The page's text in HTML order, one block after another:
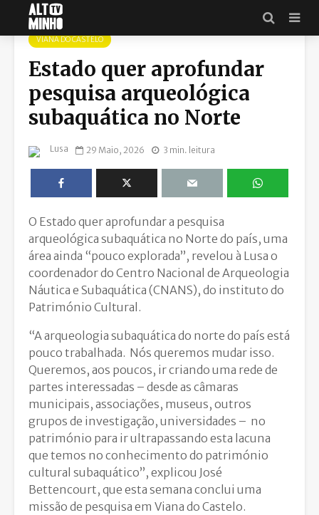
VIANA DO CASTELO
Estado quer aprofundar
pesquisa arqueológica
subaquática no Norte
Lusa 29 Maio, 2026 3 min. leitura
O Estado quer aprofundar a pesquisa
arqueológica subaquática no Norte do país, uma
área ainda “pouco explorada”, revelou à Lusa o
coordenador do Centro Nacional de Arqueologia
Náutica e Subaquática (CNANS), do instituto do
Património Cultural.
“A arqueologia subaquática do norte do país está
pouco trabalhada. Nós queremos mudar isso.
Queremos, aos poucos, ir criando uma rede de
partes interessadas – desde as câmaras
municipais, associações, museus, outros
grupos de investigação, universidades – no
património para ir ultrapassando esta lacuna
que temos no conhecimento do património
cultural subaquático”, explicou José
Bettencourt, que esta semana conclui uma
missão de pesquisa em Viana do Castelo.